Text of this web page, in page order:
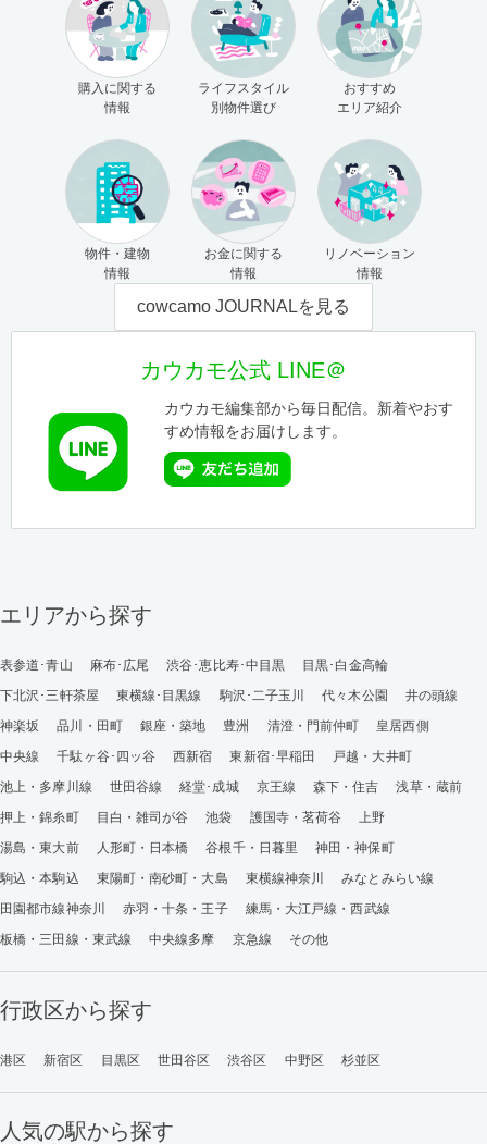
購入に関する
情報
ライフスタイル
別物件選び
おすすめ
エリア紹介
物件・建物
情報
お金に関する
情報
リノベーション
情報
cowcamo JOURNALを見る
カウカモ公式 LINE＠
カウカモ編集部から毎日配信。新着やおす
すめ情報をお届けします。
エリアから探す
表参道･青山 麻布･広尾 渋谷･恵比寿･中目黒
目黒･白金高輪
下北沢･三軒茶屋
東横線･目黒線 駒沢･二子玉川 代々木公園
井の頭線
神楽坂
品川・田町 銀座・築地 豊洲 清澄・門前仲町
皇居西側
中央線
千駄ヶ谷･四ッ谷 西新宿 東新宿･早稲田
戸越・大井町
池上・多摩川線
世田谷線 経堂･成城 京王線 森下・住吉
浅草・蔵前
押上・錦糸町
目白・雑司が谷 池袋 護国寺・茗荷谷
上野
湯島・東大前
人形町・日本橋 谷根千・日暮里
神田・神保町
駒込・本駒込
東陽町・南砂町・大島 東横線神奈川
みなとみらい線
田園都市線神奈川
赤羽・十条・王子
練馬・大江戸線・西武線
板橋・三田線・東武線
中央線多摩 京急線 その他
行政区から探す
港区 新宿区 目黒区 世田谷区 渋谷区 中野区 杉並区
人気の駅から探す